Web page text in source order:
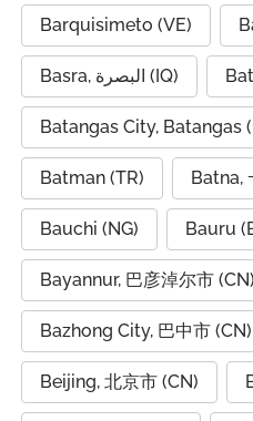
Barquisimeto (VE)
Basra, البصرة (IQ)
Batangas City, Batangas
Batman (TR)
Bauchi (NG) Bauru
Bayannur, 巴彦淖尔市 (CN)
Bazhong City, 巴中市 (CN)
Beijing, 北京市 (CN)